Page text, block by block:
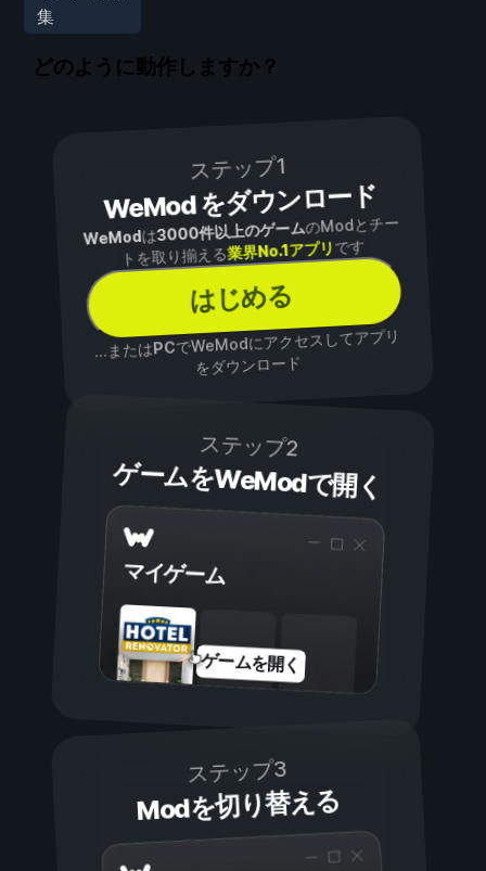
集
どのように動作しますか？
ステップ1
WeMod をダウンロード
WeModは3000件以上のゲームのModとチー
トを取り揃える業界No.1アプリです
はじめる
...またはPCでWeModにアクセスしてアプリ
をダウンロード
ステップ2
ゲームをWeModで開く
マイゲーム
ゲームを開く
ステップ3
Modを切り替える